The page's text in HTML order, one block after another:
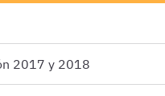
2017 y 2018